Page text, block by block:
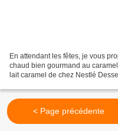
En attendant les fêtes, je vous
chaud bien gourmand au
lait caramel de chez Nestlé
< Page précédente